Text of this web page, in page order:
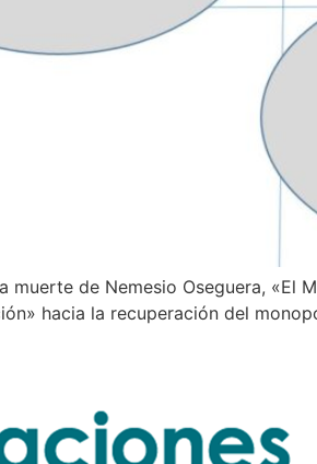
de Nemesio Oseguera,
hacia la recuperación del